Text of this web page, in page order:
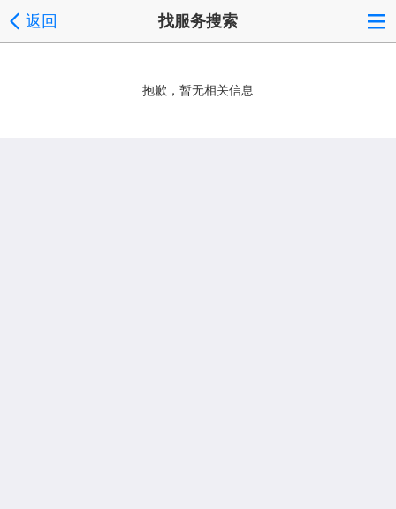
返回 找服务搜索
抱歉，暂无相关信息